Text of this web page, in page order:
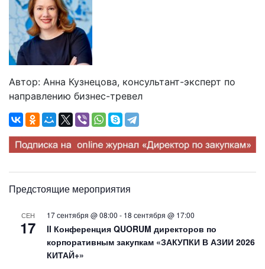
Автор: Анна Кузнецова, консультант-эксперт по
направлению бизнес-тревел
Предстоящие мероприятия
СЕН
17
17 сентября @ 08:00 - 18 сентября @ 17:00
II Конференция QUORUM директоров по
корпоративным закупкам «ЗАКУПКИ В АЗИИ 2026
КИТАЙ+»